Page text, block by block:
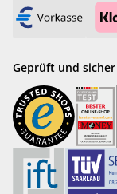
Geprüft und sicher